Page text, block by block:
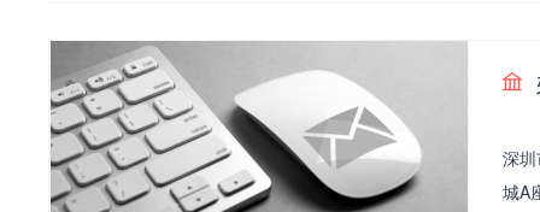
深
城A